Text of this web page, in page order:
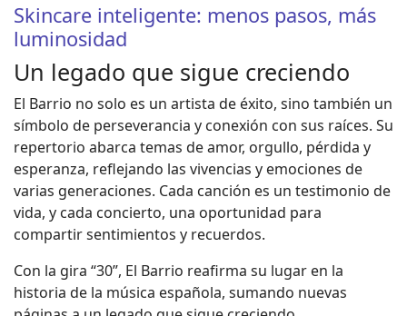
Skincare inteligente: menos pasos, más
luminosidad
Un legado que sigue creciendo
El Barrio no solo es un artista de éxito, sino también un
símbolo de perseverancia y conexión con sus raíces. Su
repertorio abarca temas de amor, orgullo, pérdida y
esperanza, reflejando las vivencias y emociones de
varias generaciones. Cada canción es un testimonio de
vida, y cada concierto, una oportunidad para
compartir sentimientos y recuerdos.
Con la gira “30”, El Barrio reafirma su lugar en la
historia de la música española, sumando nuevas